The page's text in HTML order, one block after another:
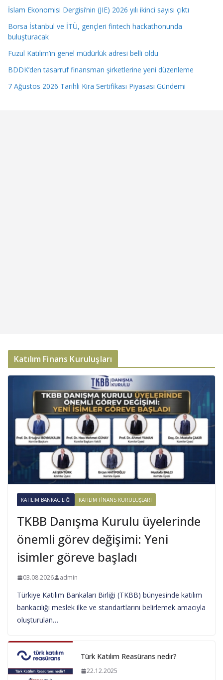
İslam Ekonomisi Dergisi’nin (JIE) 2026 yılı ikinci sayısı çıktı
Borsa İstanbul ve İTÜ, gençleri fintech hackathonunda
buluşturacak
Fuzul Katılım’ın genel müdürlük adresi belli oldu
BDDK’den tasarruf finansman şirketlerine yeni düzenleme
7 Ağustos 2026 Tarihli Kira Sertifikası Piyasası Gündemi
Katılım Finans Kuruluşları
KATILIM BANKACILIĞI KATILIM FINANS KURULUŞLARI
TKBB Danışma Kurulu üyelerinde
önemli görev değişimi: Yeni
isimler göreve başladı
03.08.2026 admin
Türkiye Katılım Bankaları Birliği (TKBB) bünyesinde katılım
bankacılığı meslek ilke ve standartlarını belirlemek amacıyla
oluşturulan…
Türk Katılım Reasürans nedir?
22.12.2025